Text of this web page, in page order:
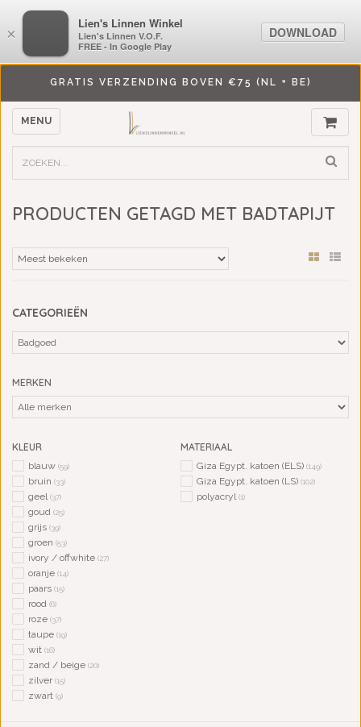
GRATIS VERZENDING BOVEN €75 (NL + BE)
MENU
PRODUCTEN GETAGD MET BADTAPIJT
CATEGORIEËN
MERKEN
KLEUR
blauw (59)
bruin (33)
geel(37)
goud (25)
grijs (39)
groen (53)
ivory / offwhite (27)
oranje (14)
paars (15)
rood (6)
roze (37)
taupe (19)
wit (16)
zand / beige (20)
zilver(15)
zwart (9)
MATERIAAL
Giza Egypt. katoen (ELS) (149)
Giza Egypt. katoen (LS) (102)
polyacryl(1)
×
LiensLinnenwinkel.nl
Lien's Linnen V.O.F.
FREE - In Google Play
DOWNLOAD
×
Lien's Linnen Winkel
Lien's Linnen V.O.F.
FREE - In Google Play
DOWNLOAD